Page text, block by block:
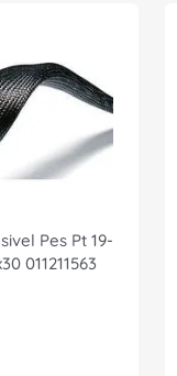
Pes Pt 19-
011211563